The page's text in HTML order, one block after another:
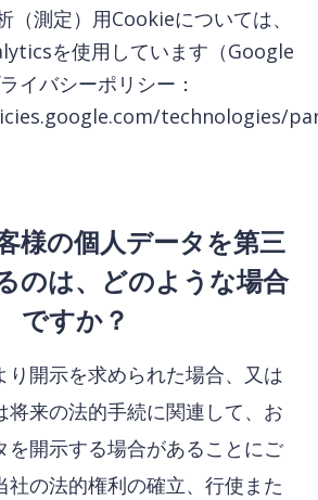
（測定）用Cookieについては、
を使用しています（Google
イバシーポリシー：
technologies/
様の個人データを第三
のは、どのような場合
ですか？
り開示を求められた場合、又は
将来の法的手続に関連して、お
を開示する場合があることにご
社の法的権利の確立、行使また